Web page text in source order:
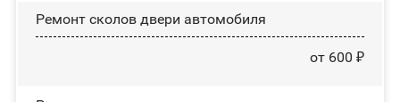
Ремонт сколов двери автомобиля
от 600 ₽